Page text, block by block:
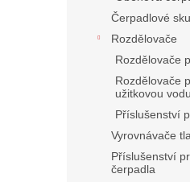
Čerpadlové
Rozdělovače
Rozdělovače
Rozdělovače
užitkovou vodu
Příslušenství
Vyrovnávače
Příslušenství
čerpadla